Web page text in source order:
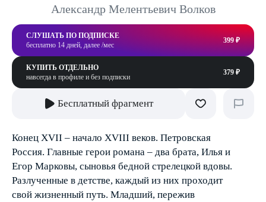
Александр Мелентьевич Волков
СЛУШАТЬ ПО ПОДПИСКЕ
бесплатно 14 дней, далее /мес
399 ₽
КУПИТЬ ОТДЕЛЬНО
навсегда в профиле и без подписки
379 ₽
Бесплатный фрагмент
Конец XVII – начало XVIII веков. Петровская
Россия. Главные герои романа – два брата, Илья и
Егор Марковы, сыновья бедной стрелецкой вдовы.
Разлученные в детстве, каждый из них проходит
свой жизненный путь. Младший, пережив